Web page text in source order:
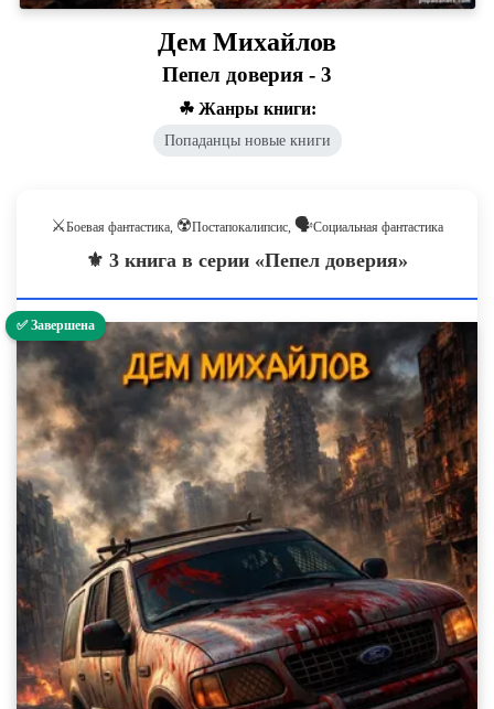
Дем Михайлов
Пепел доверия - 3
☘ Жанры книги:
Попаданцы новые книги
⚔️Боевая фантастика, ☢️Постапокалипсис, 🗣️Социальная фантастика
⚜️ 3 книга в серии «Пепел доверия»
✅ Завершена